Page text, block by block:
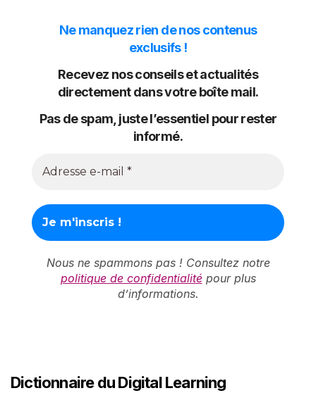
Ne manquez rien de nos contenus
exclusifs !
Recevez nos conseils et actualités
directement dans votre boîte mail.
Pas de spam, juste l’essentiel pour rester
informé.
Nous ne spammons pas ! Consultez notre
politique de confidentialitépour plus
d’informations.
Dictionnaire du Digital Learning